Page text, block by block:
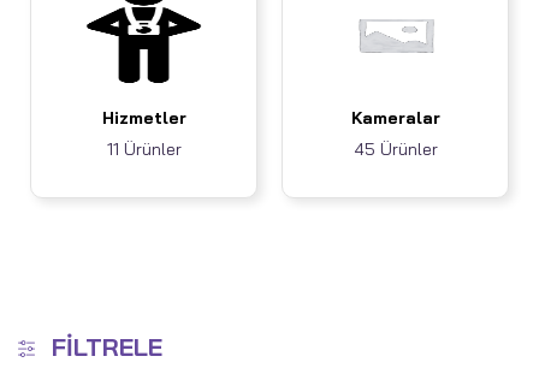
Hizmetler
11 Ürünler
Kameralar
45 Ürünler
FILTRELE